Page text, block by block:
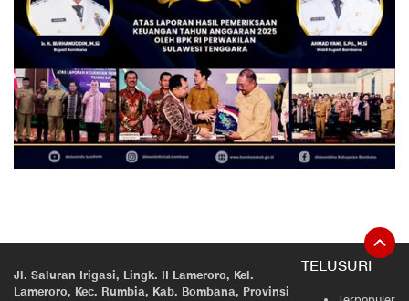
Jl. Saluran Irigasi, Lingk. II Lameroro, Kel.
Lameroro, Kec. Rumbia, Kab. Bombana, Provinsi
TELUSURI